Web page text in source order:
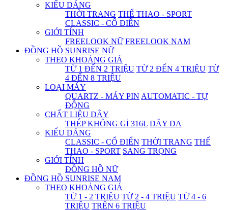
KIỂU DÁNG
THỜI TRANG THỂ THAO - SPORT
CLASSIC - CỔ ĐIỂN
GIỚI TÍNH
FREELOOK NỮ FREELOOK NAM
ĐỒNG HỒ SUNRISE NỮ
THEO KHOẢNG GIÁ
TỪ 1 ĐẾN 2 TRIỆU TỪ 2 ĐẾN 4 TRIỆU TỪ
4 ĐẾN 8 TRIỆU
LOẠI MÁY
QUARTZ - MÁY PIN AUTOMATIC - TỰ
ĐỘNG
CHẤT LIỆU DÂY
THÉP KHÔNG GỈ 316L DÂY DA
KIỂU DÁNG
CLASSIC - CỔ ĐIỂN THỜI TRANG THỂ
THAO - SPORT SANG TRỌNG
GIỚI TÍNH
ĐỒNG HỒ NỮ
ĐỒNG HỒ SUNRISE NAM
THEO KHOẢNG GIÁ
TỪ 1 - 2 TRIỆU TỪ 2 - 4 TRIỆU TỪ 4 - 6
TRIỆU TRÊN 6 TRIỆU